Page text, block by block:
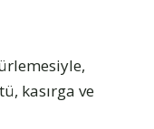
kasırga ve